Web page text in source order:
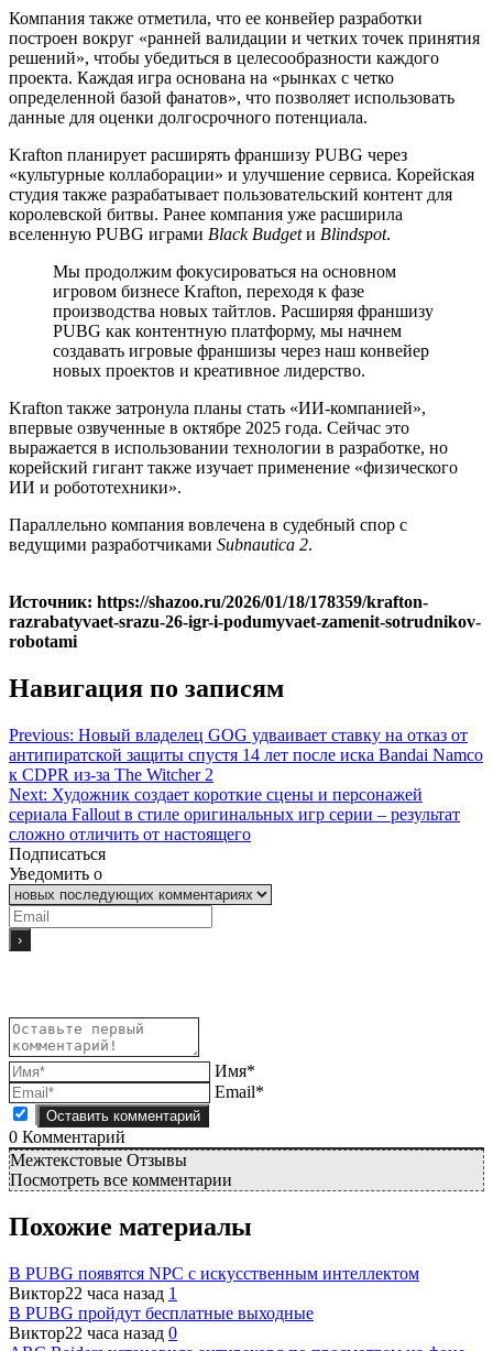
Компания также отметила, что ее конвейер разработки
построен вокруг «ранней валидации и четких точек принятия
решений», чтобы убедиться в целесообразности каждого
проекта. Каждая игра основана на «рынках с четко
определенной базой фанатов», что позволяет использовать
данные для оценки долгосрочного потенциала.
Krafton планирует расширять франшизу PUBG через
«культурные коллаборации» и улучшение сервиса. Корейская
студия также разрабатывает пользовательский контент для
королевской битвы. Ранее компания уже расширила
вселенную PUBG играми Black Budgetи Blindspot.
Мы продолжим фокусироваться на основном
игровом бизнесе Krafton, переходя к фазе
производства новых тайтлов. Расширяя франшизу
PUBG как контентную платформу, мы начнем
создавать игровые франшизы через наш конвейер
новых проектов и креативное лидерство.
Krafton также затронула планы стать «ИИ-компанией»,
впервые озвученные в октябре 2025 года. Сейчас это
выражается в использовании технологии в разработке, но
корейский гигант также изучает применение «физического
ИИ и робототехники».
Параллельно компания вовлечена в судебный спор с
ведущими разработчиками Subnautica 2.
Источник: https://shazoo.ru/2026/01/18/178359/krafton-
razrabatyvaet-srazu-26-igr-i-podumyvaet-zamenit-sotrudnikov-
robotami
Навигация по записям
Previous: Новый владелец GOG удваивает ставку на отказ от
антипиратской защиты спустя 14 лет после иска Bandai Namco
к CDPR из-за The Witcher 2
Next: Художник создает короткие сцены и персонажей
сериала Fallout в стиле оригинальных игр серии – результат
сложно отличить от настоящего
Подписаться
Уведомить о
Имя*
Email*
0 Комментарий
Межтекстовые Отзывы
Посмотреть все комментарии
Похожие материалы
В PUBG появятся NPC с искусственным интеллектом
Виктор22 часа назад 1
В PUBG пройдут бесплатные выходные
Виктор22 часа назад 0